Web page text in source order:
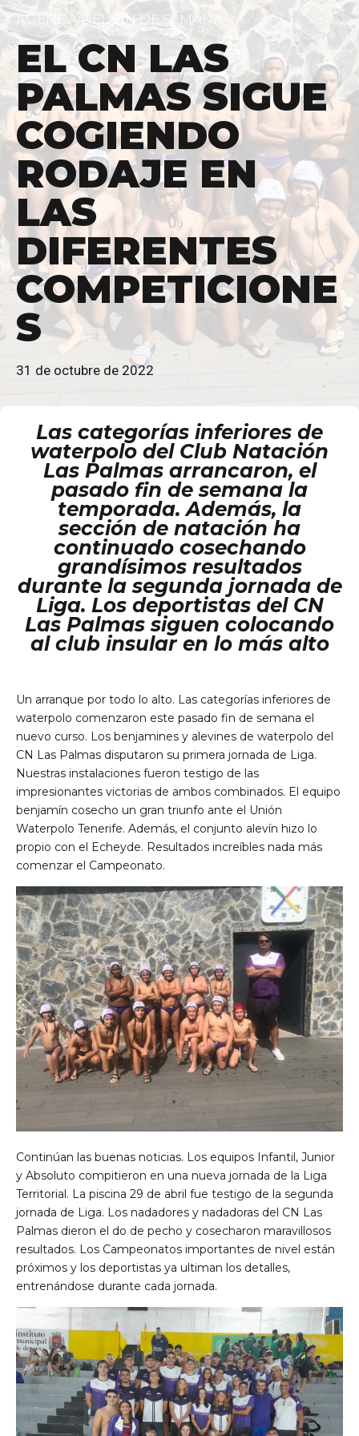
AGENDA DEL FIN DE SEMANA
EL CN LAS
PALMAS SIGUE
COGIENDO
RODAJE EN
LAS
DIFERENTES
COMPETICIONE
S
31 de octubre de 2022
Las categorías inferiores de
waterpolo del Club Natación
Las Palmas arrancaron, el
pasado fin de semana la
temporada. Además, la
sección de natación ha
continuado cosechando
grandísimos resultados
durante la segunda jornada de
Liga. Los deportistas del CN
Las Palmas siguen colocando
al club insular en lo más alto
Un arranque por todo lo alto. Las categorías inferiores de
waterpolo comenzaron este pasado fin de semana el
nuevo curso. Los benjamines y alevines de waterpolo del
CN Las Palmas disputaron su primera jornada de Liga.
Nuestras instalaciones fueron testigo de las
impresionantes victorias de ambos combinados. El equipo
benjamín cosecho un gran triunfo ante el Unión
Waterpolo Tenerife. Además, el conjunto alevín hizo lo
propio con el Echeyde. Resultados increíbles nada más
comenzar el Campeonato.
Continúan las buenas noticias. Los equipos Infantil, Junior
y Absoluto compitieron en una nueva jornada de la Liga
Territorial. La piscina 29 de abril fue testigo de la segunda
jornada de Liga. Los nadadores y nadadoras del CN Las
Palmas dieron el do de pecho y cosecharon maravillosos
resultados. Los Campeonatos importantes de nivel están
próximos y los deportistas ya ultiman los detalles,
entrenándose durante cada jornada.